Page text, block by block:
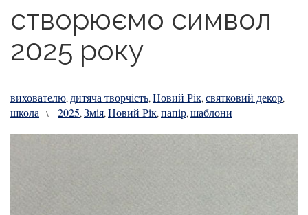
створюємо символ
2025 року
вихователю, дитяча творчість,Новий Рік,святковий декор,
школа \ 2025,Змія,Новий Рік,папір,шаблони